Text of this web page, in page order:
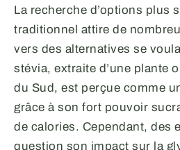
La recherche d’options plus
traditionnel attire de
vers des alternatives se
stévia, extraite d’une plante
du Sud, est perçue comme
grâce à son fort pouvoir
de calories. Cependant, des
question son impact sur la